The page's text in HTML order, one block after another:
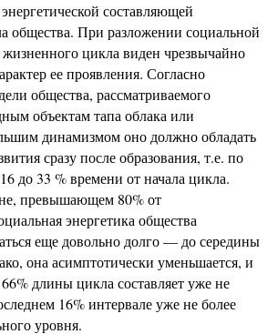
составляющей
общества. При разложении социальной
цикла виден чрезвычайно
ее проявления. Согласно
общества, рассматриваемого
объектам тапа облака или
динамизмом оно должно обладать
сразу после образования, т.е. по
до 33 % времени от начала цикла.
превышающем 80% от
энергетика общества
еще довольно долго — до середины
она асимптотически уменьшается, и
длины цикла составляет уже не
16% интервале уже не более
уровня.